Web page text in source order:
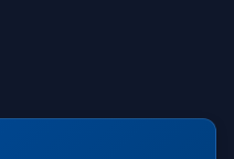
é aqui!